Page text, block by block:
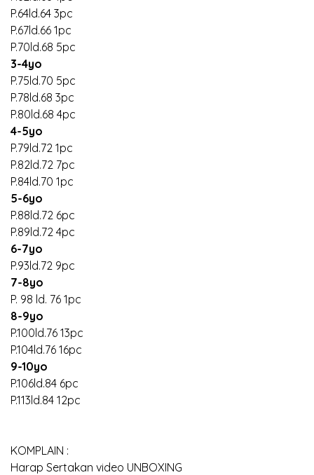
P.64ld.64 3pc
P.67ld.66 1pc
P.70ld.68 5pc
3-4yo
P.75ld.70 5pc
P.78ld.68 3pc
P.80ld.68 4pc
4-5yo
P.79ld.72 1pc
P.82ld.72 7pc
P.84ld.70 1pc
5-6yo
P.88ld.72 6pc
P.89ld.72 4pc
6-7yo
P.93ld.72 9pc
7-8yo
P. 98 ld. 76 1pc
8-9yo
P.100ld.76 13pc
P.104ld.76 16pc
9-10yo
P.106ld.84 6pc
P.113ld.84 12pc
KOMPLAIN :
Harap Sertakan video UNBOXING